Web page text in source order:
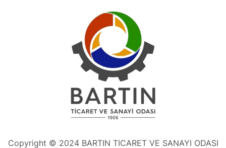
Copyright © 2024 BARTIN TICARET VE SANAYI ODASI